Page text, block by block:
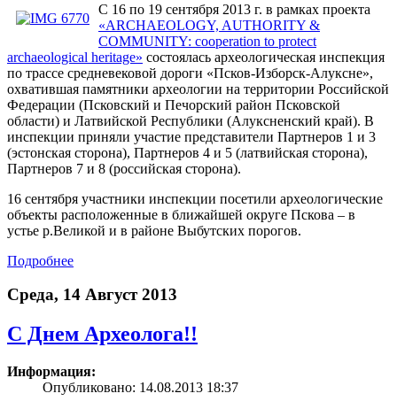
С 16 по 19 сентября 2013 г. в рамках проекта
«ARCHAEOLOGY, AUTHORITY &
COMMUNITY: cooperation to protect
archaeological heritage» состоялась археологическая инспекция
по трассе средневековой дороги «Псков-Изборск-Алуксне»,
охватившая памятники археологии на территории Российской
Федерации (Псковский и Печорский район Псковской
области) и Латвийской Республики (Алуксненский край). В
инспекции приняли участие представители Партнеров 1 и 3
(эстонская сторона), Партнеров 4 и 5 (латвийская сторона),
Партнеров 7 и 8 (российская сторона).
16 сентября участники инспекции посетили археологические
объекты расположенные в ближайшей округе Пскова – в
устье р.Великой и в районе Выбутских порогов.
Подробнее
Среда, 14 Август 2013
С Днем Археолога!!
Информация:
Опубликовано: 14.08.2013 18:37